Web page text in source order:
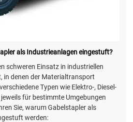
als Industrieanlagen eingestuft?
schweren Einsatz in industriellen
in denen der Materialtransport
Typen wie Elektro-, Diesel-
für bestimmte Umgebungen
Sie, warum Gabelstapler als
werden: